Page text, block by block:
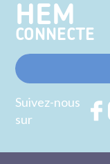
HEM
CONNECTE
Suivez-nous
sur